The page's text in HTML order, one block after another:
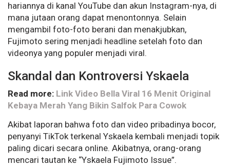
hariannya di kanal YouTube dan akun Instagram-nya, di
mana jutaan orang dapat menontonnya. Selain
mengambil foto-foto berani dan menakjubkan,
Fujimoto sering menjadi headline setelah foto dan
videonya yang populer menjadi viral.
Skandal dan Kontroversi Yskaela
Read more: Link Video Bella Viral 16 Menit Original
Kebaya Merah Yang Bikin Salfok Para Cowok
Akibat laporan bahwa foto dan video pribadinya bocor,
penyanyi TikTok terkenal Yskaela kembali menjadi topik
paling dicari secara online. Akibatnya, orang-orang
mencari tautan ke “Yskaela Fujimoto Issue”.